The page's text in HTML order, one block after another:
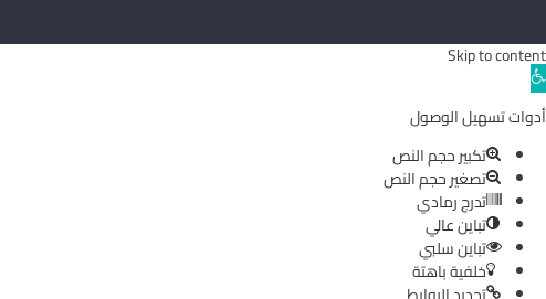
Skip to content
Open
toolbar
أدوات تسهيل الوصول
تكبير حجم النص
تصغير حجم النص
تدرج رمادي
تباين عالي
تباين سلبي
خلفية باهتة